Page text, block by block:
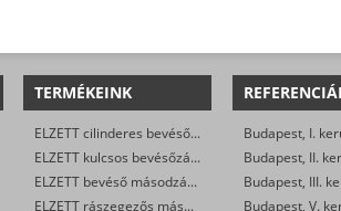
TERMÉKEINK
ELZETT cilinderes bevéső-zárak
ELZETT kulcsos bevésőzárak
ELZETT bevéső másodzárak
ELZETT rászegezős másodzárak
Budapest, I.
Budapest, II.
Budapest, III.
Budapest, V.